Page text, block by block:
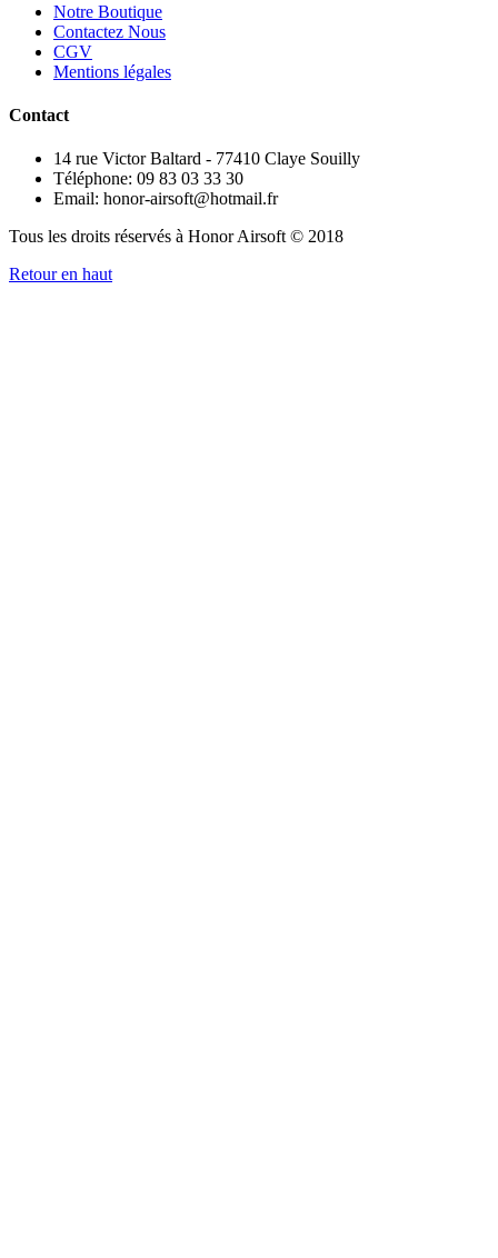
Notre Boutique
Contactez Nous
CGV
Mentions légales
Contact
14 rue Victor Baltard - 77410 Claye Souilly
Téléphone: 09 83 03 33 30
Email: honor-airsoft@hotmail.fr
Tous les droits réservés à Honor Airsoft © 2018
Retour en haut